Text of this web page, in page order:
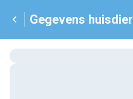
Gegevens huisdier